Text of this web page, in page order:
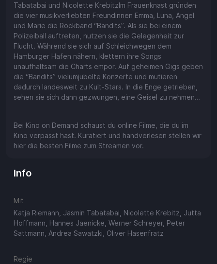
Tabatabai und Nicolette KrebitzIm Frauenknast gründen
die vier musikverliebten Freundinnen Emma, Luna, Angel
und Marie die Rockband “Bandits”. Als sie bei einem
Polizeiball auftreten, nutzen sie die Gelegenheit zur
Flucht. Während sie sich auf Schleichwegen dem
Hamburger Hafen nähern, klettern ihre Songs
unaufhaltsam die Charts empor. Auf geheimen Gigs geben
die “Bandits” vielumjubelte Konzerte und mutieren
dadurch landesweit zu Kult-Stars. In die Enge getrieben,
sehen sie sich dann gezwungen, eine Geisel zu nehmen…
Bei Kino on Demand schaust du online Filme, die du im
Kino verpasst hast. Kuratiert und handverlesen stellen wir
hier die besten Filme zum Streamen vor.
Info
Mit
Katja Riemann, Jasmin Tabatabai, Nicolette Krebitz, Jutta
Hoffmann, Hannes Jaenicke, Werner Schreyer, Peter
Sattmann, Andrea Sawatzki, Oliver Hasenfratz
Regie